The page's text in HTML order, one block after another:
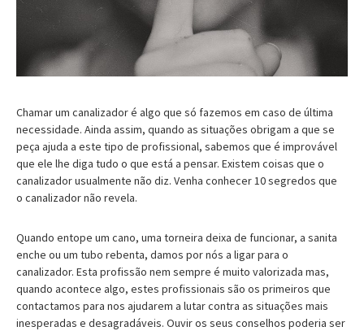
Chamar um canalizador é algo que só fazemos em caso de última
necessidade. Ainda assim, quando as situações obrigam a que se
peça ajuda a este tipo de profissional, sabemos que é improvável
que ele lhe diga tudo o que está a pensar. Existem coisas que o
canalizador usualmente não diz. Venha conhecer 10 segredos que
o canalizador não revela.
Quando entope um cano, uma torneira deixa de funcionar, a sanita
enche ou um tubo rebenta, damos por nós a ligar para o
canalizador. Esta profissão nem sempre é muito valorizada mas,
quando acontece algo, estes profissionais são os primeiros que
contactamos para nos ajudarem a lutar contra as situações mais
inesperadas e desagradáveis. Ouvir os seus conselhos poderia ser